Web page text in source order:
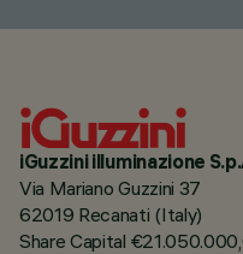
iGuzzini illuminazione
Via Mariano Guzzini 37
62019 Recanati (Italy)
Share Capital